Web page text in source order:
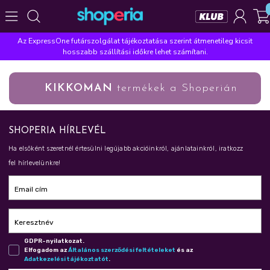
Népszerű kategóriák
Szépségápolás Élelmiszer Mosás Mosogatás
Takarítás Baba-mama Háztartás
Pampers Lenor
Népszerű keresések
Az ExpressOne futárszolgálat tájékoztatása szerint átmenetileg kicsit
hosszabb szállítási időkre lehet számítani.
KIKKOMAN termékek a Shoperián
SHOPERIA HÍRLEVÉL
Ha elsőként szeretnél értesülni legújabb akcióinkról, ajánlatainkról, iratkozz
fel hírlevelünkre!
Email cím
Keresztnév
GDPR-nyilatkozat.
Elfogadom azÁl­ta­lá­nos szer­ző­dé­si fel­té­te­le­ket és az
Adat­ke­ze­lé­si tá­jé­koz­ta­tót.